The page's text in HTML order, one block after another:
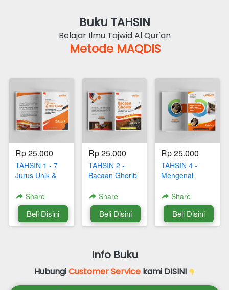
Buku TAHSIN
Belajar Ilmu Tajwid Al Qur'an
Metode MAQDIS
Rp 25.000
TAHSIN 1 - 7
Jurus Unik &
Share
`Beli Disini
Rp 25.000
TAHSIN 2 -
Bacaan Ghorib
Share
`
Beli Disini
Rp 25.000
TAHSIN 4 -
Mengenal
Hukum Bacaan
Dalam Ilmu
Tajwid
Share
`Beli Disini
Info Buku
Hubungi Customer Service kami DISINI